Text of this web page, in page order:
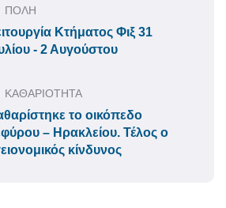
ΠΟΛΗ
Κτήματος Φιξ 31
- 2 Αυγούστου
ΚΑΘΑΡΙΟΤΗΤΑ
το οικόπεδο
– Ηρακλείου. Τέλος ο
κίνδυνος